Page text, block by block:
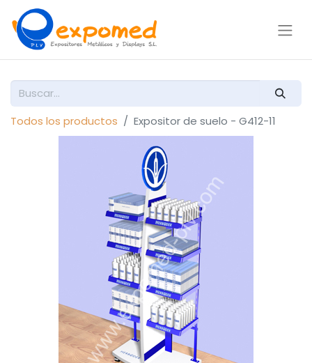
Todos los productos Expositor de suelo - G412-11